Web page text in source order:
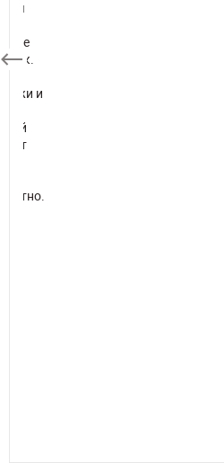
и